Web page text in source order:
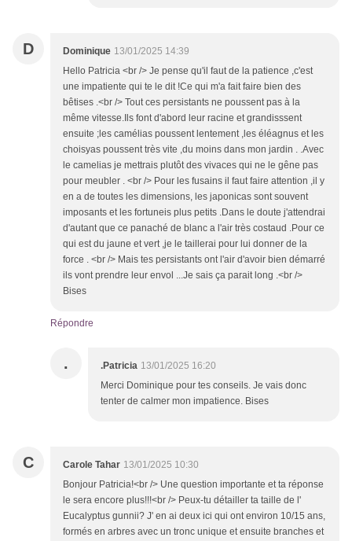
D Dominique 13/01/2025 14:39
Hello Patricia <br /> Je pense qu'il faut de la patience ,c'est
une impatiente qui te le dit !Ce qui m'a fait faire bien des
bêtises .<br /> Tout ces persistants ne poussent pas à la
même vitesse.Ils font d'abord leur racine et grandisssent
ensuite ;les camélias poussent lentement ,les éléagnus et les
choisyas poussent très vite ,du moins dans mon jardin . .Avec
le camelias je mettrais plutôt des vivaces qui ne le gêne pas
pour meubler . <br /> Pour les fusains il faut faire attention ,il y
en a de toutes les dimensions, les japonicas sont souvent
imposants et les fortuneis plus petits .Dans le doute j'attendrai
d'autant que ce panaché de blanc a l'air très costaud .Pour ce
qui est du jaune et vert ,je le taillerai pour lui donner de la
force . <br /> Mais tes persistants ont l'air d'avoir bien démarré
ils vont prendre leur envol ...Je sais ça parait long .<br />
Bises
Répondre
. .Patricia 13/01/2025 16:20
Merci Dominique pour tes conseils. Je vais donc
tenter de calmer mon impatience. Bises
C Carole Tahar 13/01/2025 10:30
Bonjour Patricia!<br /> Une question importante et ta réponse
le sera encore plus!!!<br /> Peux-tu détailler ta taille de l'
Eucalyptus gunnii? J' en ai deux ici qui ont environ 10/15 ans,
formés en arbres avec un tronc unique et ensuite branches et